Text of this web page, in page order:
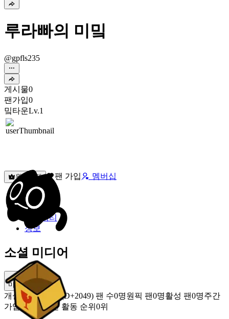
루라빠의 미밐
@gpfls235
게시물0
팬가입0
밐타운Lv.1
원픽선택 팬 가입 멤버십
밐타운
피드
커뮤니티
정보
소셜 미디어
미밐 공유
개설 2020.12.26 (D+2049) 팬 수0명원픽 팬0명활성 팬0명주간
가입 팬 0명주간 활동 순위 0위